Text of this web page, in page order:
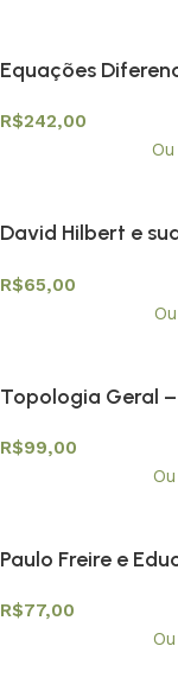
Equações
R$242,00
David Hilbert e
R$65,00
Topologia Geral
R$99,00
Paulo Freire e
R$77,00